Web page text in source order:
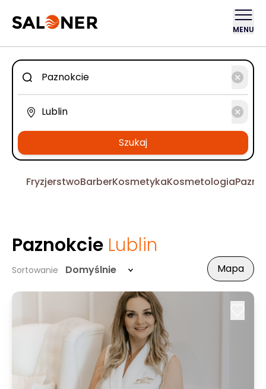
MENU
Szukaj
FryzjerstwoBarberKosmetykaKosmetologia
Paznokcie Lublin
Sortowanie Domyślnie Mapa